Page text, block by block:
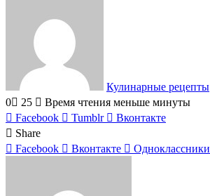
Кулинарные рецепты
0
25
Время чтения меньше минуты
Facebook
Tumblr
Вконтакте
Share
Facebook
Вконтакте Одноклассники